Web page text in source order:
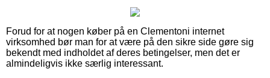
Forud for at nogen køber på en Clementoni internet
virksomhed bør man for at være på den sikre side gøre sig
bekendt med indholdet af deres betingelser, men det er
almindeligvis ikke særlig interessant.